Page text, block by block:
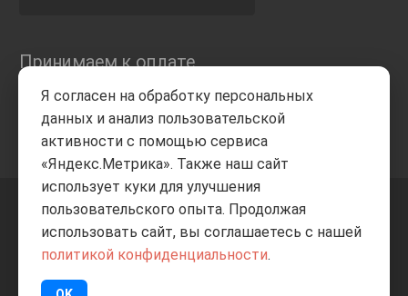
Принимаем к оплате
+7 8332205-805 ВВЕРХ
ИП Баранов А.С. 2026
Я согласен на обработку персональных
данных и анализ пользовательской
активности с помощью сервиса
«Яндекс.Метрика». Также наш сайт
использует куки для улучшения
пользовательского опыта. Продолжая
использовать сайт, вы соглашаетесь с нашей
политикой конфиденциальности.